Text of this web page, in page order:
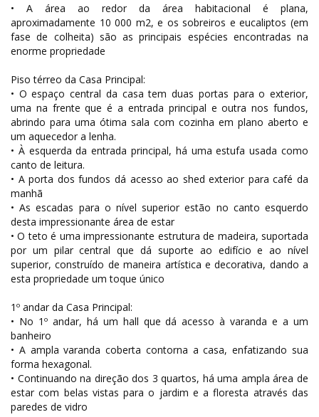
• A área ao redor da área habitacional é plana,
aproximadamente 10 000 m2, e os sobreiros e eucaliptos (em
fase de colheita) são as principais espécies encontradas na
enorme propriedade
Piso térreo da Casa Principal:
• O espaço central da casa tem duas portas para o exterior,
uma na frente que é a entrada principal e outra nos fundos,
abrindo para uma ótima sala com cozinha em plano aberto e
um aquecedor a lenha.
• À esquerda da entrada principal, há uma estufa usada como
canto de leitura.
• A porta dos fundos dá acesso ao shed exterior para café da
manhã
• As escadas para o nível superior estão no canto esquerdo
desta impressionante área de estar
• O teto é uma impressionante estrutura de madeira, suportada
por um pilar central que dá suporte ao edifício e ao nível
superior, construído de maneira artística e decorativa, dando a
esta propriedade um toque único
1º andar da Casa Principal:
• No 1º andar, há um hall que dá acesso à varanda e a um
banheiro
• A ampla varanda coberta contorna a casa, enfatizando sua
forma hexagonal.
• Continuando na direção dos 3 quartos, há uma ampla área de
estar com belas vistas para o jardim e a floresta através das
paredes de vidro